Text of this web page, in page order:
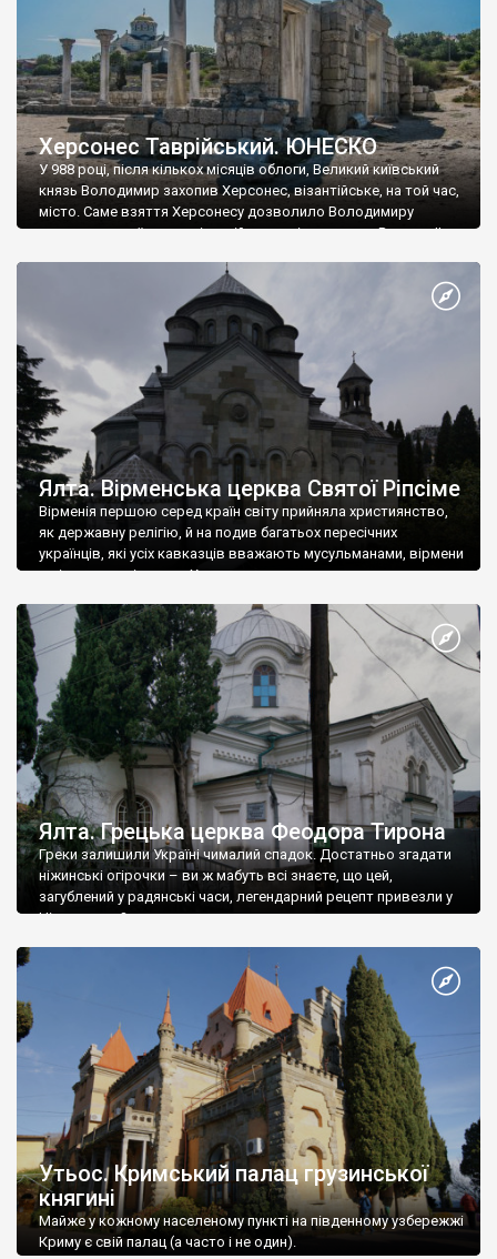
Херсонес Таврійський. ЮНЕСКО
У 988 році, після кількох місяців облоги, Великий київський
князь Володимир захопив Херсонес, візантійське, на той час,
місто. Саме взяття Херсонесу дозволило Володимиру
диктувати свої умови візантійському імператору Василю ІІ, та
Херсонесі Володимир-язичник, став Василем-християнином.
А потім було Хрещення Русі. На честь Херсонесу Таврійського
Ялта. Вірменська церква Святої Ріпсіме
Вірменія першою серед країн світу прийняла християнство,
як державну релігію, й на подив багатьох пересічних
українців, які усіх кавказців вважають мусульманами, вірмени
є відданими вірянами Христа
Ялта. Грецька церква Феодора Тирона
Греки залишили Україні чималий спадок. Достатньо згадати
ніжинські огірочки – ви ж мабуть всі знаєте, що цей,
загублений у радянські часи, легендарний рецепт привезли у
Ніжин греки?
Утьос. Кримський палац грузинської
княгині
Майже у кожному населеному пункті на південному узбережжі
Криму є свій палац (а часто і не один).